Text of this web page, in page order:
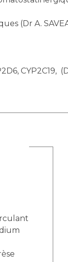
(Dr A.
CYP2C19,